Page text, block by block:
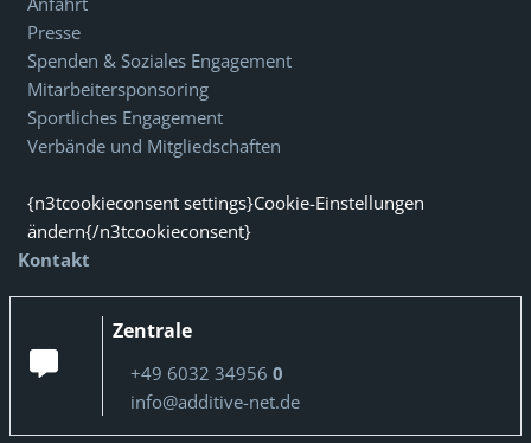
Presse
Spenden & Soziales Engagement
Mitarbeitersponsoring
Sportliches Engagement
Verbände und Mitgliedschaften
{n3tcookieconsent settings}Cookie-Einstellungen
ändern{/n3tcookieconsent}
Kontakt
Zentrale
+49 6032 34956 0
info@additive-net.de